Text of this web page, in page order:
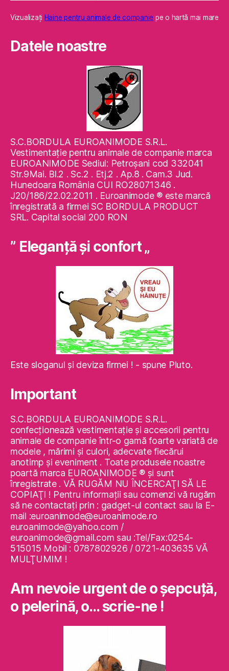
Vizualizaţi Haine pentru animale de companie pe o hartă mai mare
Datele noastre
S.C.BORDULA EUROANIMODE S.R.L.
Vestimentaţie pentru animale de companie marca
EUROANIMODE Sediul: Petroşani cod 332041
Str.9Mai. Bl.2 . Sc.2 . Etj.2 . Ap.8 . Cam.3 Jud.
Hunedoara România CUI RO28071346 .
J20/186/22.02.2011 . Euroanimode ® este marcă
înregistrată a firmei SC BORDULA PRODUCT
SRL. Capital social 200 RON
” Eleganţă şi confort „
Este sloganul şi deviza firmei ! - spune Pluto.
Important
S.C.BORDULA EUROANIMODE S.R.L.
confecţionează vestimentaţie şi accesorii pentru
animale de companie într-o gamă foarte variată de
modele , mărimi şi culori, adecvate fiecărui
anotimp şi eveniment . Toate produsele noastre
poartă marca EUROANIMODE ® şi sunt
înregistrate . VĂ RUGĂM NU ÎNCERCAŢI SĂ LE
COPIAŢI ! Pentru informaţii sau comenzi vă rugăm
să ne contactaţi prin : gadget-ul contact sau la E-
mail :euroanimode@euroanimode.ro
euroanimode@yahoo.com /
euroanimode@gmail.com sau :Tel/Fax:0254-
515015 Mobil : 0787802926 / 0721-403635 VĂ
MULŢUMIM !
Am nevoie urgent de o şepcuţă,
o pelerină, o… scrie-ne !